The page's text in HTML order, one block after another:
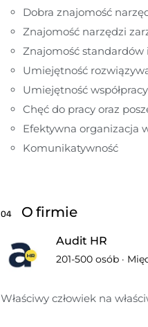
Dobra znajomość
Znajomość narzędzi
Znajomość standardów
Umiejętność
Umiejętność
Chęć do pracy oraz
Efektywna organizacja
Komunikatywność
04 O firmie
Audit HR
201-500 osób ·
Właściwy człowiek na